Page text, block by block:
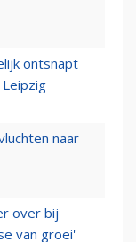
ontsnapt
Leipzig
naar
over bij
van groei'